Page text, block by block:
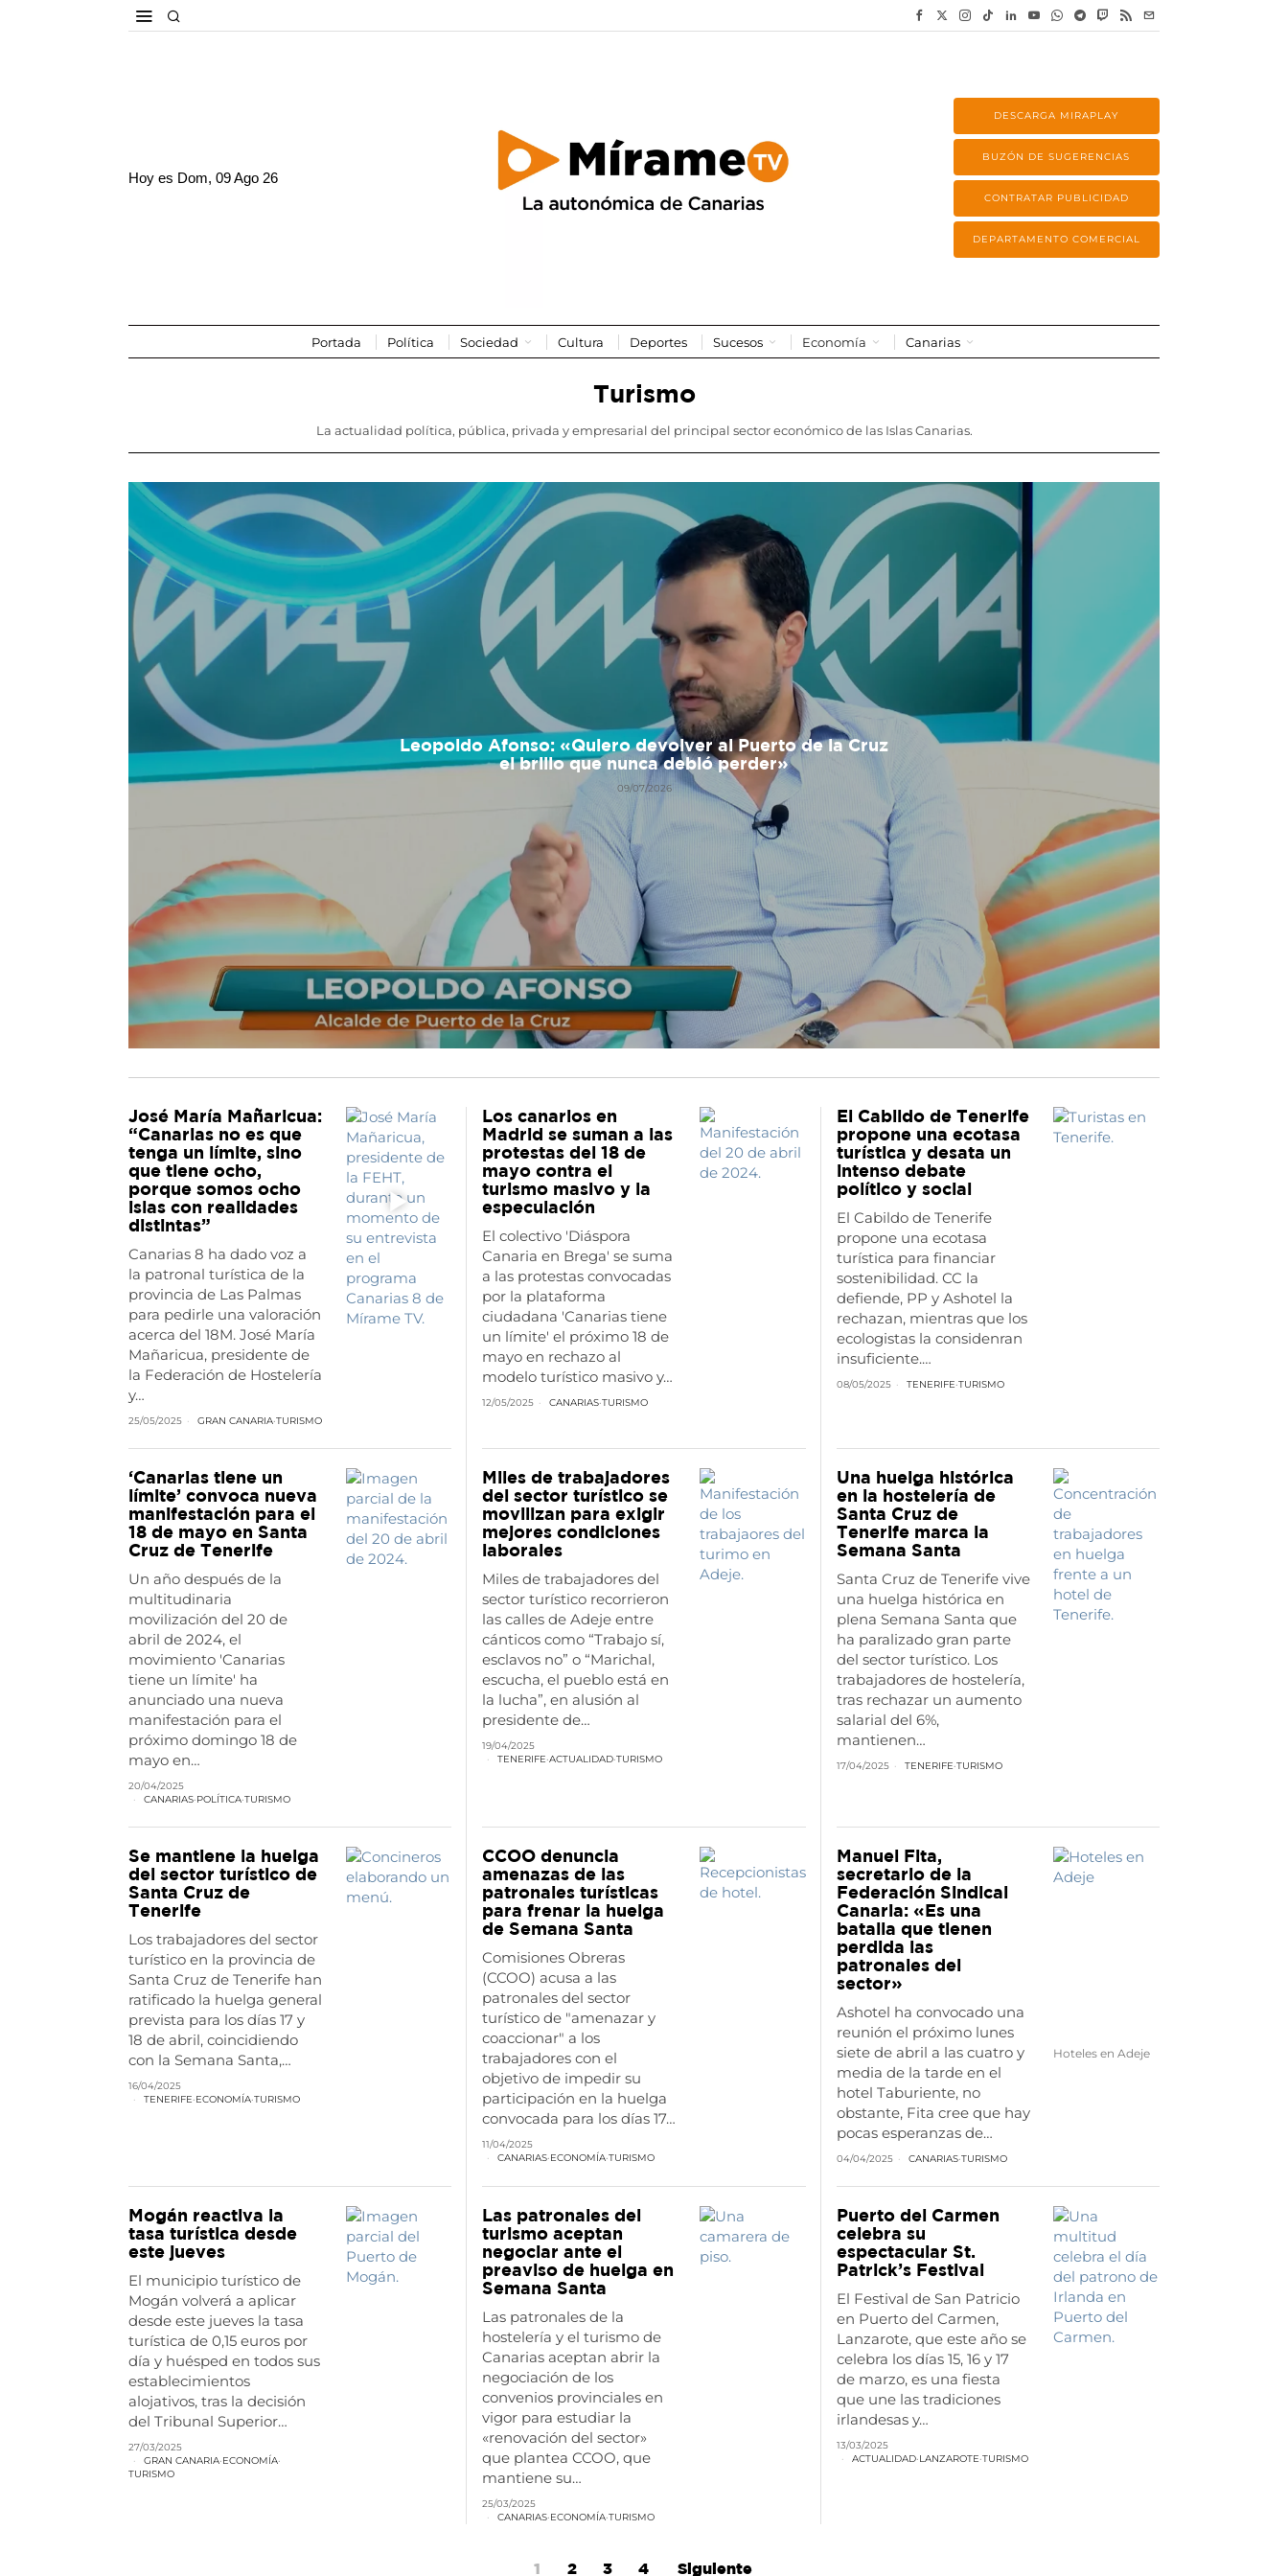
Hoy es Dom, 09 Ago 26
DESCARGA MIRAPLAY
BUZÓN DE SUGERENCIAS
CONTRATAR PUBLICIDAD
DEPARTAMENTO COMERCIAL
Portada Política Sociedad Cultura Deportes Sucesos Economía Canarias
Turismo
La actualidad política, pública, privada y empresarial del principal sector económico de las Islas Canarias.
Leopoldo Afonso: «Quiero devolver al Puerto de la Cruz
el brillo que nunca debió perder»
09/07/2026
José María Mañaricua:
“Canarias no es que
tenga un límite, sino
que tiene ocho,
porque somos ocho
islas con realidades
distintas”
Canarias 8 ha dado voz a
la patronal turística de la
provincia de Las Palmas
para pedirle una valoración
acerca del 18M. José María
Mañaricua, presidente de
la Federación de Hostelería
y…
25/05/2025 GRAN CANARIA·TURISMO
Los canarios en
Madrid se suman a las
protestas del 18 de
mayo contra el
turismo masivo y la
especulación
El colectivo 'Diáspora
Canaria en Brega' se suma
a las protestas convocadas
por la plataforma
ciudadana 'Canarias tiene
un límite' el próximo 18 de
mayo en rechazo al
modelo turístico masivo y…
12/05/2025 CANARIAS·TURISMO
El Cabildo de Tenerife
propone una ecotasa
turística y desata un
intenso debate
político y social
El Cabildo de Tenerife
propone una ecotasa
turística para financiar
sostenibilidad. CC la
defiende, PP y Ashotel la
rechazan, mientras que los
ecologistas la considenran
insuficiente.…
08/05/2025 TENERIFE·TURISMO
‘Canarias tiene un
límite’ convoca nueva
manifestación para el
18 de mayo en Santa
Cruz de Tenerife
Un año después de la
multitudinaria
movilización del 20 de
abril de 2024, el
movimiento 'Canarias
tiene un límite' ha
anunciado una nueva
manifestación para el
próximo domingo 18 de
mayo en…
20/04/2025
CANARIAS·POLÍTICA·TURISMO
Miles de trabajadores
del sector turístico se
movilizan para exigir
mejores condiciones
laborales
Miles de trabajadores del
sector turístico recorrieron
las calles de Adeje entre
cánticos como “Trabajo sí,
esclavos no” o “Marichal,
escucha, el pueblo está en
la lucha”, en alusión al
presidente de…
19/04/2025
TENERIFE·ACTUALIDAD·TURISMO
Una huelga histórica
en la hostelería de
Santa Cruz de
Tenerife marca la
Semana Santa
Santa Cruz de Tenerife vive
una huelga histórica en
plena Semana Santa que
ha paralizado gran parte
del sector turístico. Los
trabajadores de hostelería,
tras rechazar un aumento
salarial del 6%,
mantienen…
17/04/2025 TENERIFE·TURISMO
Se mantiene la huelga
del sector turístico de
Santa Cruz de
Tenerife
Los trabajadores del sector
turístico en la provincia de
Santa Cruz de Tenerife han
ratificado la huelga general
prevista para los días 17 y
18 de abril, coincidiendo
con la Semana Santa,…
16/04/2025
TENERIFE·ECONOMÍA·TURISMO
CCOO denuncia
amenazas de las
patronales turísticas
para frenar la huelga
de Semana Santa
Comisiones Obreras
(CCOO) acusa a las
patronales del sector
turístico de "amenazar y
coaccionar" a los
trabajadores con el
objetivo de impedir su
participación en la huelga
convocada para los días 17…
11/04/2025
CANARIAS·ECONOMÍA·TURISMO
Hoteles en Adeje
Manuel Fita,
secretario de la
Federación Sindical
Canaria: «Es una
batalla que tienen
perdida las
patronales del
sector»
Ashotel ha convocado una
reunión el próximo lunes
siete de abril a las cuatro y
media de la tarde en el
hotel Taburiente, no
obstante, Fita cree que hay
pocas esperanzas de…
04/04/2025 CANARIAS·TURISMO
Mogán reactiva la
tasa turística desde
este jueves
El municipio turístico de
Mogán volverá a aplicar
desde este jueves la tasa
turística de 0,15 euros por
día y huésped en todos sus
establecimientos
alojativos, tras la decisión
del Tribunal Superior…
27/03/2025
GRAN CANARIA·ECONOMÍA·
TURISMO
Las patronales del
turismo aceptan
negociar ante el
preaviso de huelga en
Semana Santa
Las patronales de la
hostelería y el turismo de
Canarias aceptan abrir la
negociación de los
convenios provinciales en
vigor para estudiar la
«renovación del sector»
que plantea CCOO, que
mantiene su…
25/03/2025
CANARIAS·ECONOMÍA·TURISMO
Puerto del Carmen
celebra su
espectacular St.
Patrick’s Festival
El Festival de San Patricio
en Puerto del Carmen,
Lanzarote, que este año se
celebra los días 15, 16 y 17
de marzo, es una fiesta
que une las tradiciones
irlandesas y…
13/03/2025
ACTUALIDAD·LANZAROTE·TURISMO
1 2 3 4 Siguiente